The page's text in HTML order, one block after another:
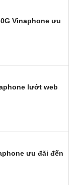
Vinaphone ưu
lướt web
ưu đãi đến